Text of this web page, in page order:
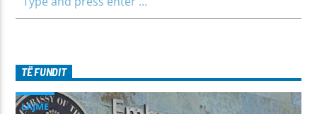
TË FUNDIT
LAJME